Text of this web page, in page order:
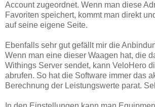
Account zugeordnet. Wenn man diese
Favoriten speichert, kommt man direkt
auf seine eigene Seite.
Ebenfalls sehr gut gefällt mir die
Wenn man eine dieser Waagen hat, die
Withings Server sendet, kann VeloHero
abrufen. So hat die Software immer das
Berechnung der Leistungswerte parat.